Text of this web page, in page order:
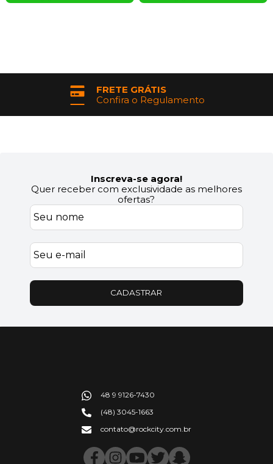
PARCELAMENTO
No Cartão de Crédito
Inscreva-se agora!
Quer receber com exclusividade as melhores
ofertas?
CADASTRAR
48 9 9126-7430
(48) 3045-1663
contato@rockcity.com.br